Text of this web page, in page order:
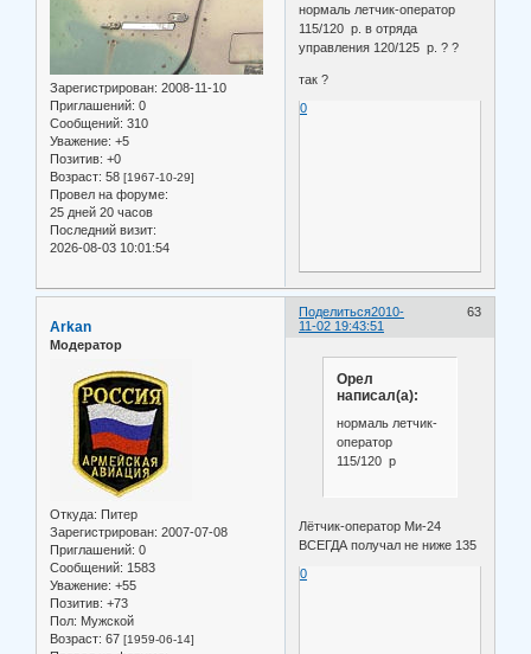
Зарегистрирован: 2008-11-10
Приглашений: 0
Сообщений: 310
Уважение: +5
Позитив: +0
Возраст: 58 [1967-10-29]
Провел на форуме:
25 дней 20 часов
Последний визит:
2026-08-03 10:01:54
нормаль летчик-оператор
115/120 р. в отряда
управления 120/125 р. ? ?
так ?
0
Поделиться 63
2010-
11-02 19:43:51
Arkan
Модератор
Откуда: Питер
Зарегистрирован: 2007-07-08
Приглашений: 0
Сообщений: 1583
Уважение: +55
Позитив: +73
Пол: Мужской
Возраст: 67 [1959-06-14]
Орел
написал(а):
нормаль летчик-
оператор
115/120 р
Лётчик-оператор Ми-24
ВСЕГДА получал не ниже 135
0